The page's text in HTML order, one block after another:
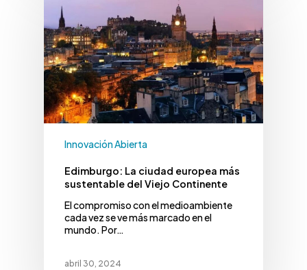
Innovación Abierta
Edimburgo: La ciudad europea más
sustentable del Viejo Continente
El compromiso con el medioambiente
cada vez se ve más marcado en el
mundo. Por…
abril 30, 2024